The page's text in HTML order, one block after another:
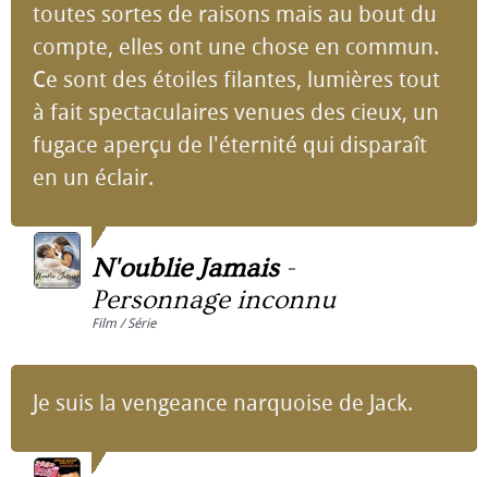
toutes sortes de raisons mais au bout du
compte, elles ont une chose en commun.
Ce sont des étoiles filantes, lumières tout
à fait spectaculaires venues des cieux, un
fugace aperçu de l'éternité qui disparaît
en un éclair.
N'oublie Jamais-
Personnage inconnu
Film / Série
Je suis la vengeance narquoise de Jack.